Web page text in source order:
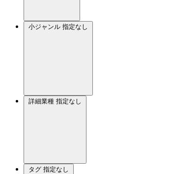
小ジャンル 指定なし
詳細業種 指定なし
タグ 指定なし